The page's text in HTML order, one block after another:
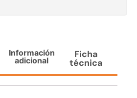
Información
adicional
Ficha
técnica